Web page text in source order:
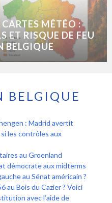
MÉTÉO :
ET RISQUE DE FEU
BELGIQUE
BELGIQUE
: Madrid avertit
les contrôles aux
au Groenland
démocrate aux midterms
au Sénat américain ?
au Bois du Cazier ? Voici
avec l’aide de